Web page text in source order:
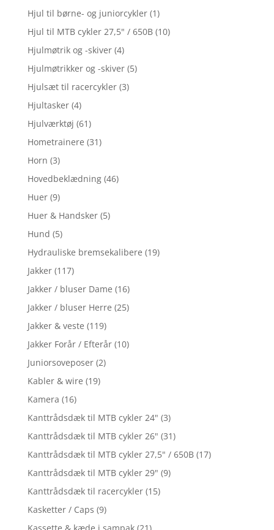
Hjul til børne- og juniorcykler (1)
Hjul til MTB cykler 27,5" / 650B (10)
Hjulmøtrik og -skiver (4)
Hjulmøtrikker og -skiver (5)
Hjulsæt til racercykler (3)
Hjultasker (4)
Hjulværktøj (61)
Hometrainere (31)
Horn (3)
Hovedbeklædning (46)
Huer (9)
Huer & Handsker (5)
Hund (5)
Hydrauliske bremsekalibere (19)
Jakker (117)
Jakker / bluser Dame (16)
Jakker / bluser Herre (25)
Jakker & veste (119)
Jakker Forår / Efterår (10)
Juniorsoveposer (2)
Kabler & wire (19)
Kamera (16)
Kanttrådsdæk til MTB cykler 24" (3)
Kanttrådsdæk til MTB cykler 26" (31)
Kanttrådsdæk til MTB cykler 27,5" / 650B (17)
Kanttrådsdæk til MTB cykler 29" (9)
Kanttrådsdæk til racercykler (15)
Kasketter / Caps (9)